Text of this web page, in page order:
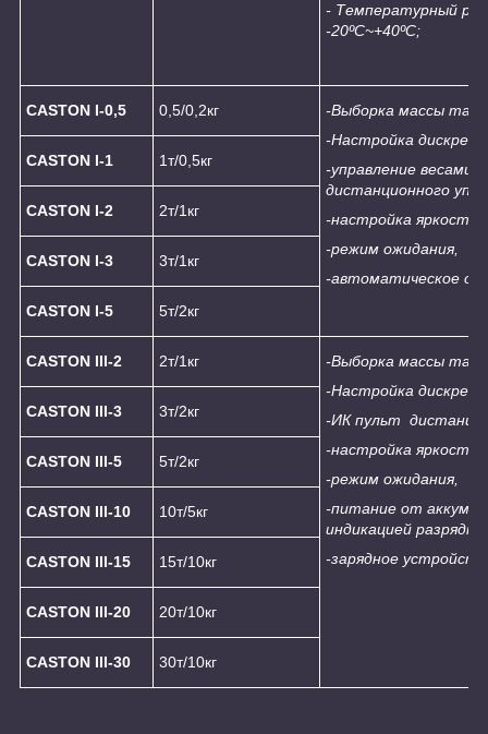
- Температурный
-20ºС~+40ºС;
CASTON I-0,5 0,5/0,2кг
-Выборка массы
-Настройка
-управление весами
дистанционного
-настройка яркости
-режим ожидания,
-автоматическое
CASTON I-1 1т/0,5кг
CASTON I-2 2т/1кг
CASTON I-3 3т/1кг
CASTON I-5 5т/2кг
CASTON III-2 2т/1кг
-Выборка массы
-Настройка
-ИК пульт
-настройка яркости
-режим ожидания,
-питание от
индикацией разрядки
-зарядное
CASTON III-3 3т/2кг
CASTON III-5 5т/2кг
CASTON III-10 10т/5кг
CASTON III-15 15т/10кг
CASTON III-20 20т/10кг
CASTON III-30 30т/10кг